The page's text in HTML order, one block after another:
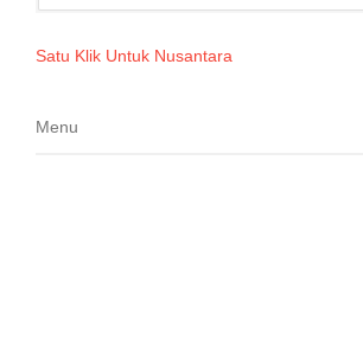
Satu Klik Untuk Nusantara
Menu
Menu